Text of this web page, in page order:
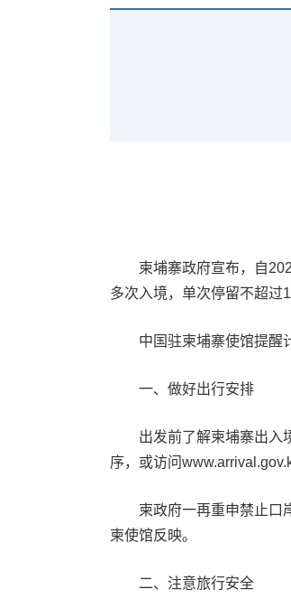
柬埔寨政府宣布，自2026
多次入境，单次停留不超过
中国驻柬埔寨使馆提醒计
一、做好出行安排
出发前了解柬埔寨出入境
序，或访问
柬政府一再重申禁止口岸
柬使馆反映。
二、注意旅行安全